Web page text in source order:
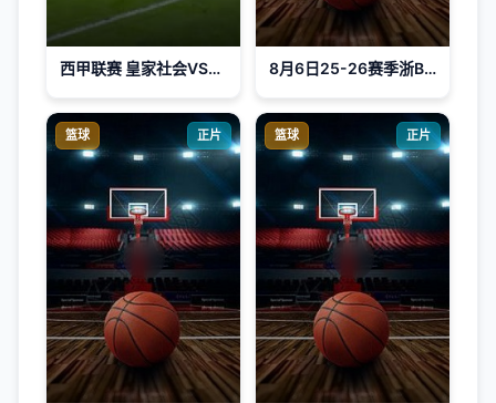
西甲联赛 皇家社会VS吉罗纳 20251213 8月6日25-26赛季浙BA 越城79VS86上虞
篮球 正片 篮球 正片